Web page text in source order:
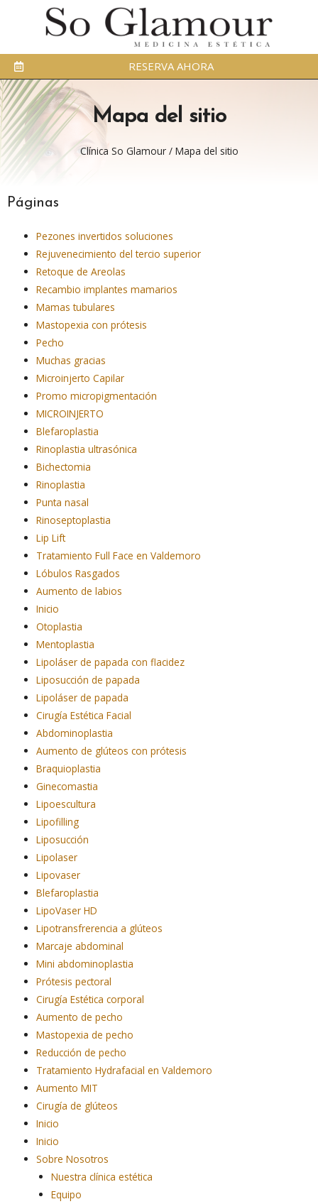
RESERVA AHORA
Mapa del sitio
Clínica So Glamour/ Mapa del sitio
Páginas
Pezones invertidos soluciones
Rejuvenecimiento del tercio superior
Retoque de Areolas
Recambio implantes mamarios
Mamas tubulares
Mastopexia con prótesis
Pecho
Muchas gracias
Microinjerto Capilar
Promo micropigmentación
MICROINJERTO
Blefaroplastia
Rinoplastia ultrasónica
Bichectomia
Rinoplastia
Punta nasal
Rinoseptoplastia
Lip Lift
Tratamiento Full Face en Valdemoro
Lóbulos Rasgados
Aumento de labios
Inicio
Otoplastia
Mentoplastia
Lipoláser de papada con flacidez
Liposucción de papada
Lipoláser de papada
Cirugía Estética Facial
Abdominoplastia
Aumento de glúteos con prótesis
Braquioplastia
Ginecomastia
Lipoescultura
Lipofilling
Liposucción
Lipolaser
Lipovaser
Blefaroplastia
LipoVaser HD
Lipotransfrerencia a glúteos
Marcaje abdominal
Mini abdominoplastia
Prótesis pectoral
Cirugía Estética corporal
Aumento de pecho
Mastopexia de pecho
Reducción de pecho
Tratamiento Hydrafacial en Valdemoro
Aumento MIT
Cirugía de glúteos
Inicio
Inicio
Sobre Nosotros
Nuestra clínica estética
Equipo